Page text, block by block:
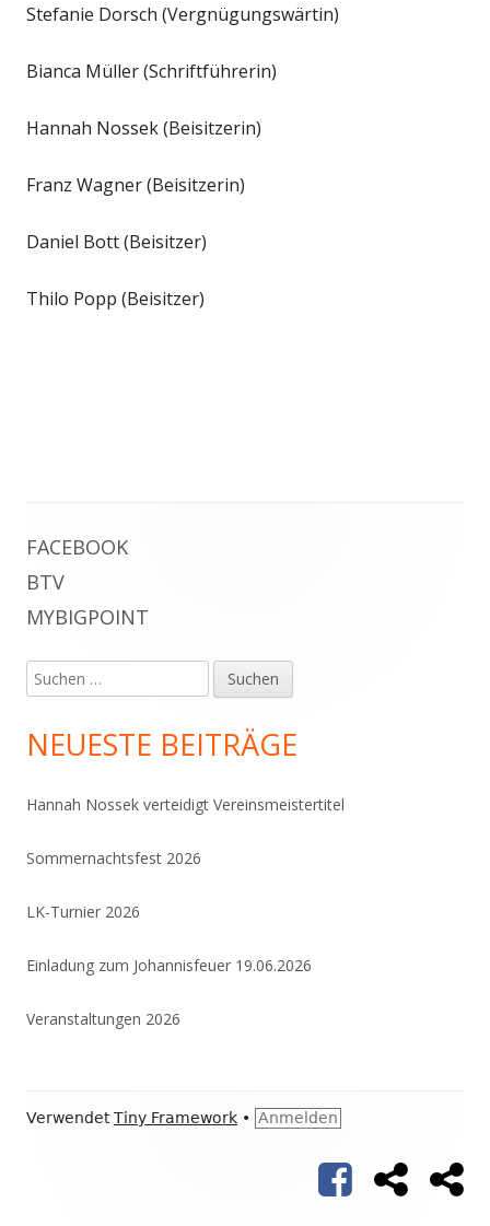
Stefanie Dorsch (Vergnügungswärtin)
Bianca Müller (Schriftführerin)
Hannah Nossek (Beisitzerin)
Franz Wagner (Beisitzerin)
Daniel Bott (Beisitzer)
Thilo Popp (Beisitzer)
Haupt-
Seitenleiste
FACEBOOK
BTV
MYBIGPOINT
Suchen
nach:
NEUESTE BEITRÄGE
Hannah Nossek verteidigt Vereinsmeistertitel
Sommernachtsfest 2026
LK-Turnier 2026
Einladung zum Johannisfeuer 19.06.2026
Veranstaltungen 2026
Footer
VerwendetTiny Framework • Anmelden
facebookBTV